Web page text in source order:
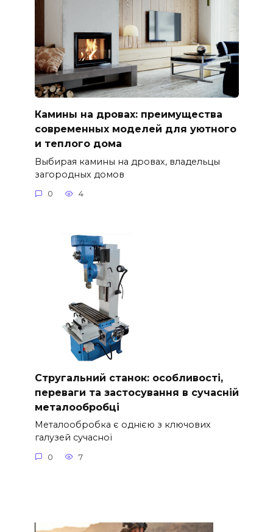
Камины на дровах: преимущества
современных моделей для уютного
и теплого дома
Выбирая камины на дровах, владельцы
загородных домов
0 4
Стругальний станок: особливості,
переваги та застосування в сучасній
металообробці
Металообробка є однією з ключових
галузей сучасної
0 7